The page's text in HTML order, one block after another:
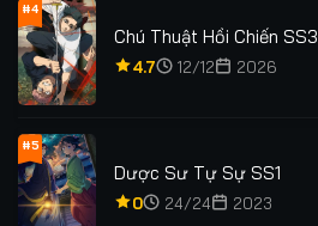
#4
Chú Thuật Hồi Chiến SS3
4.7 12/12 2026
#5
Dược Sư Tự Sự SS1
0 24/24 2023